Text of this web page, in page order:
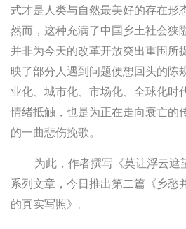
式才是人类与自然最美好的存在形
然而，这种充满了中国乡土社会狭
并非为今天的改革开放突出重围所
映了部分人遇到问题便想回头的陈
业化、城市化、市场化、全球化时
情绪抵触，也是为正在走向衰亡的
的一曲悲伤挽歌。
为此，作者撰写《莫让浮云
系列文章，今日推出第二篇《乡愁
的真实写照》。